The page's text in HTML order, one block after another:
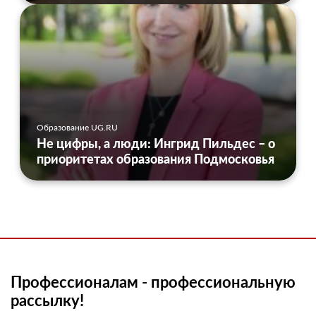
Образование UG.RU
Не цифры, а люди: Ингрид Пильдес – о
приоритетах образования Подмосковья
Профессионалам - профессиональную
рассылку!